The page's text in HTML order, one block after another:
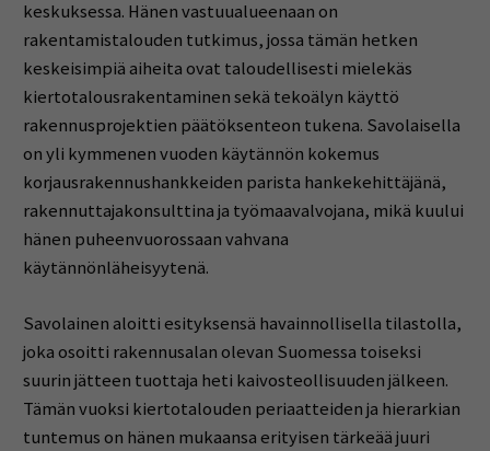
keskuksessa. Hänen vastuualueenaan on
rakentamistalouden tutkimus, jossa tämän hetken
keskeisimpiä aiheita ovat taloudellisesti mielekäs
kiertotalousrakentaminen sekä tekoälyn käyttö
rakennusprojektien päätöksenteon tukena. Savolaisella
on yli kymmenen vuoden käytännön kokemus
korjausrakennushankkeiden parista hankekehittäjänä,
rakennuttajakonsulttina ja työmaavalvojana, mikä kuului
hänen puheenvuorossaan vahvana
käytännönläheisyytenä.
Savolainen aloitti esityksensä havainnollisella tilastolla,
joka osoitti rakennusalan olevan Suomessa toiseksi
suurin jätteen tuottaja heti kaivosteollisuuden jälkeen.
Tämän vuoksi kiertotalouden periaatteiden ja hierarkian
tuntemus on hänen mukaansa erityisen tärkeää juuri